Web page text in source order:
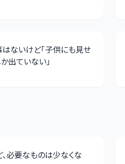
ないけど「子供にも見せ
か出ていない」
必要なものは少なくな